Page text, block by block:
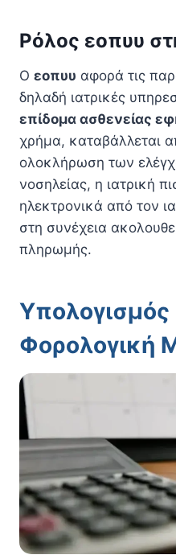
Ρόλος εοπυυ
Ο εοπυυ αφορά τις
δηλαδή ιατρικές
επίδομα ασθενείας
χρήμα, καταβάλλεται
ολοκλήρωση των
νοσηλείας, η ιατρική
ηλεκτρονικά από τον
στη συνέχεια
πληρωμής.
Υπολογισμός
Φορολογική